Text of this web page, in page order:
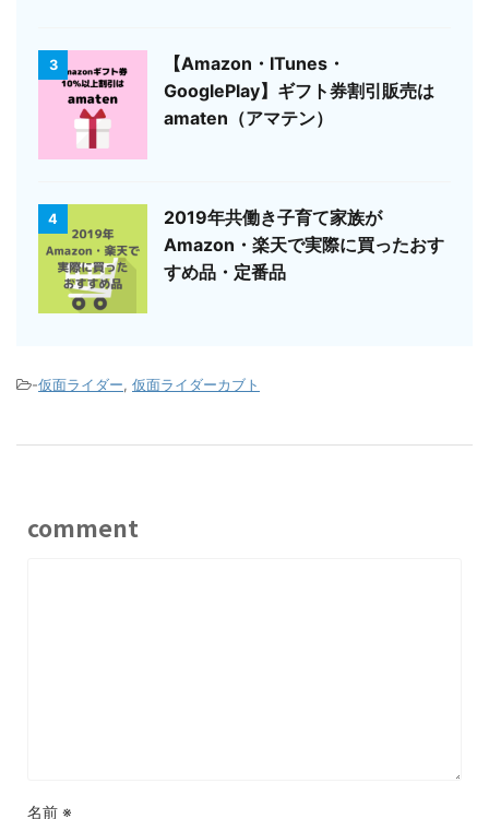
3
【Amazon・ITunes・
GooglePlay】ギフト券割引販売は
amaten（アマテン）
4
2019年共働き子育て家族が
Amazon・楽天で実際に買ったおす
すめ品・定番品
-仮面ライダー, 仮面ライダーカブト
comment
名前 ※